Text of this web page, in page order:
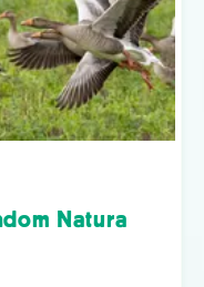
Natura